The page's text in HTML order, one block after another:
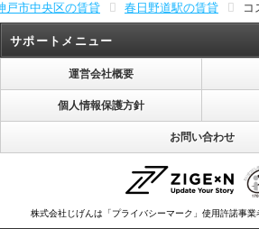
戸市中央区の賃貸 春日野道駅の賃貸 コ
サポートメニュー
運営会社概要
個人情報保護方針
お問い合わせ
株式会社じげんは「プライバシーマーク」使用許諾事業